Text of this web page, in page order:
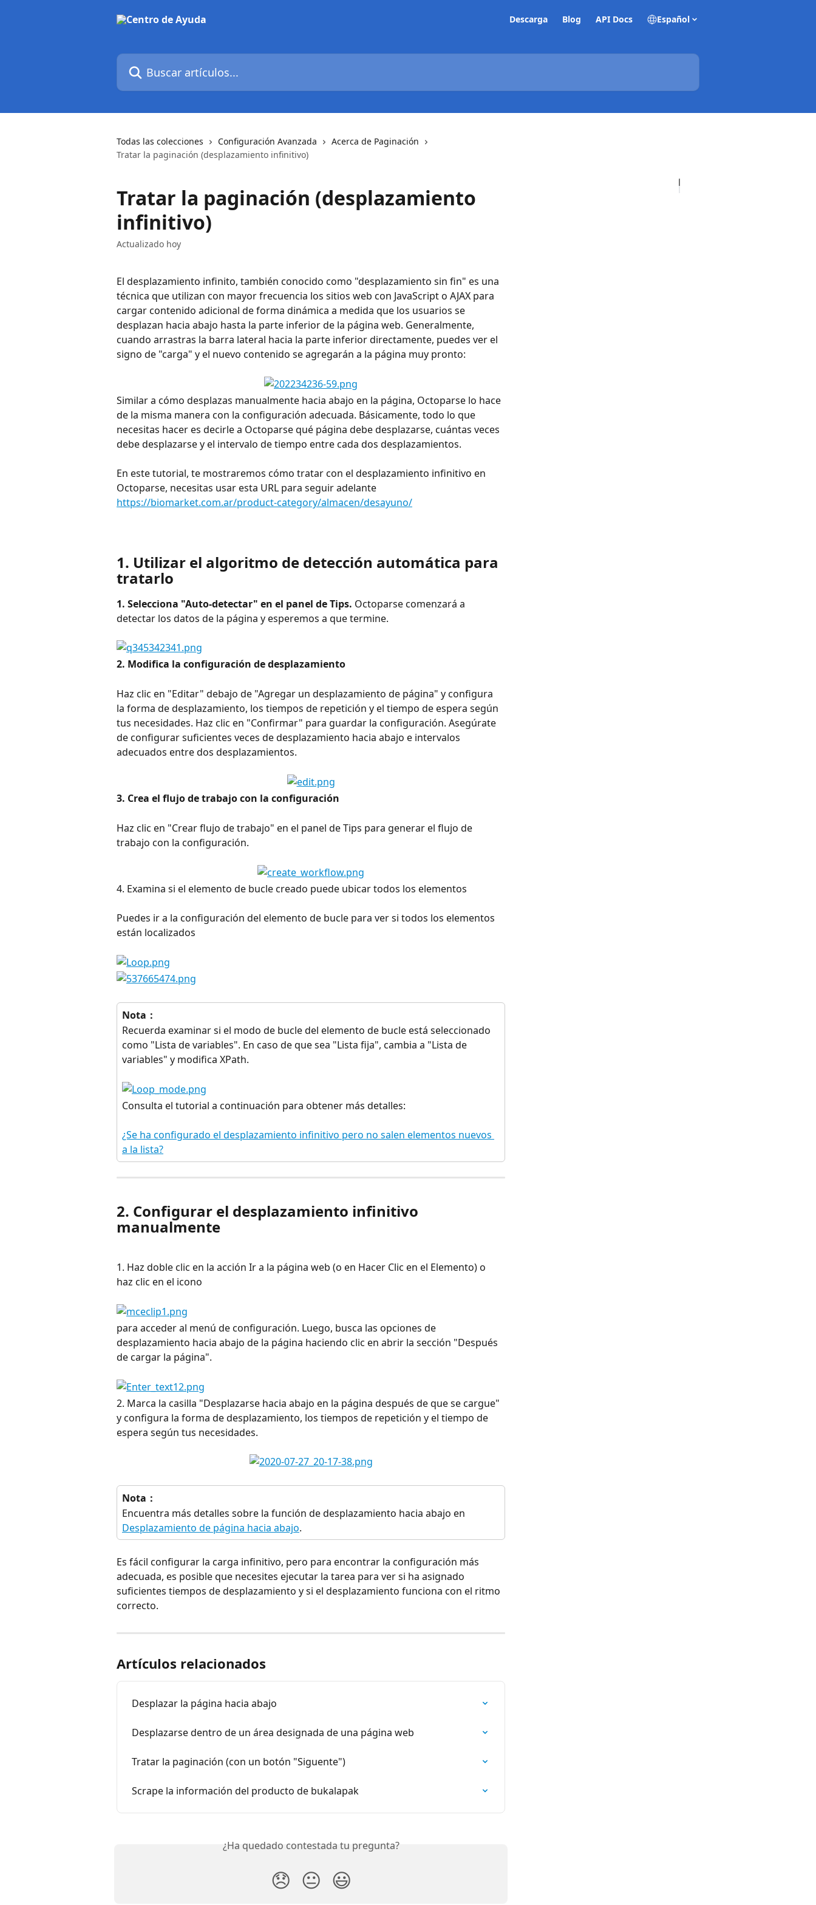
Descarga Blog API Docs Español
Buscar artículos...
Todas las colecciones Configuración Avanzada
Acerca de Paginación
Tratar la paginación (desplazamiento infinitivo)
Tratar la paginación (desplazamiento
infinitivo)
Actualizado hoy
El desplazamiento infinito, también conocido como "desplazamiento sin fin" es una
técnica que utilizan con mayor frecuencia los sitios web con JavaScript o AJAX para
cargar contenido adicional de forma dinámica a medida que los usuarios se
desplazan hacia abajo hasta la parte inferior de la página web. Generalmente,
cuando arrastras la barra lateral hacia la parte inferior directamente, puedes ver el
signo de "carga" y el nuevo contenido se agregarán a la página muy pronto:
Similar a cómo desplazas manualmente hacia abajo en la página, Octoparse lo hace
de la misma manera con la configuración adecuada. Básicamente, todo lo que
necesitas hacer es decirle a Octoparse qué página debe desplazarse, cuántas veces
debe desplazarse y el intervalo de tiempo entre cada dos desplazamientos.
En este tutorial, te mostraremos cómo tratar con el desplazamiento infinitivo en
Octoparse, necesitas usar esta URL para seguir adelante
https://biomarket.com.ar/product-category/almacen/desayuno/
1. Utilizar el algoritmo de detección automática para
tratarlo
1. Selecciona "Auto-detectar" en el panel de Tips. Octoparse comenzará a
detectar los datos de la página y esperemos a que termine.
2. Modifica la configuración de desplazamiento
Haz clic en "Editar" debajo de "Agregar un desplazamiento de página" y configura
la forma de desplazamiento, los tiempos de repetición y el tiempo de espera según
tus necesidades. Haz clic en "Confirmar" para guardar la configuración. Asegúrate
de configurar suficientes veces de desplazamiento hacia abajo e intervalos
adecuados entre dos desplazamientos.
3. Crea el flujo de trabajo con la configuración
Haz clic en "Crear flujo de trabajo" en el panel de Tips para generar el flujo de
trabajo con la configuración.
4. Examina si el elemento de bucle creado puede ubicar todos los elementos
Puedes ir a la configuración del elemento de bucle para ver si todos los elementos
están localizados
Nota：
Recuerda examinar si el modo de bucle del elemento de bucle está seleccionado
como "Lista de variables". En caso de que sea "Lista fija", cambia a "Lista de
variables" y modifica XPath.
Consulta el tutorial a continuación para obtener más detalles:
¿Se ha configurado el desplazamiento infinitivo pero no salen elementos nuevos
a la lista?
2. Configurar el desplazamiento infinitivo
manualmente
1. Haz doble clic en la acción Ir a la página web (o en Hacer Clic en el Elemento) o
haz clic en el icono
para acceder al menú de configuración. Luego, busca las opciones de
desplazamiento hacia abajo de la página haciendo clic en abrir la sección "Después
de cargar la página".
2. Marca la casilla "Desplazarse hacia abajo en la página después de que se cargue"
y configura la forma de desplazamiento, los tiempos de repetición y el tiempo de
espera según tus necesidades.
Nota：
Encuentra más detalles sobre la función de desplazamiento hacia abajo en
Desplazamiento de página hacia abajo.
Es fácil configurar la carga infinitivo, pero para encontrar la configuración más
adecuada, es posible que necesites ejecutar la tarea para ver si ha asignado
suficientes tiempos de desplazamiento y si el desplazamiento funciona con el ritmo
correcto.
Artículos relacionados
Desplazar la página hacia abajo
Desplazarse dentro de un área designada de una página web
Tratar la paginación (con un botón "Siguente")
Scrape la información del producto de bukalapak
¿Ha quedado contestada tu pregunta?
😞 😐 😃